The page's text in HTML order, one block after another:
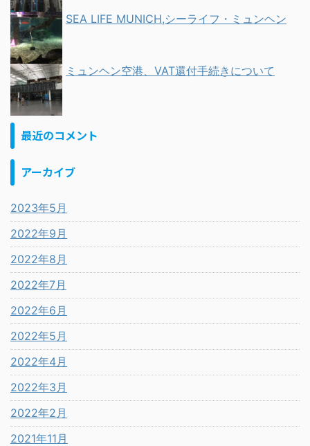
SEA LIFE MUNICH,シーライフ・ミュンヘン
ミュンヘン空港、VAT還付手続きについて
最近のコメント
アーカイブ
2023年5月
2022年9月
2022年8月
2022年7月
2022年6月
2022年5月
2022年4月
2022年3月
2022年2月
2021年11月